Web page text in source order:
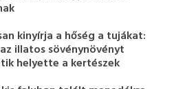
kinyírja a hőség a tujákat:
illatos sövénynövényt
helyette a kertészek